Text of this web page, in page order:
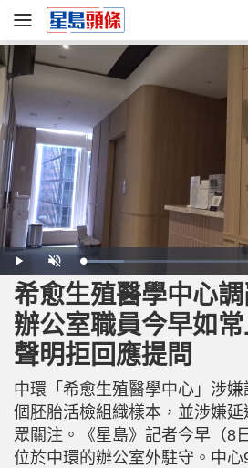
P
l
a
y
U
n
m
u
t
e
L
o
a
d
e
d
:
2
0
.
6
6
希愈生殖醫學中心
辦公室職員今早如
聲明拒回應提問
中環「希愈生殖醫學中心」涉
個胚胎活檢組織樣本，並涉嫌
眾關注。《星島》記者今早（8
位於中環的辦公室外駐守。中